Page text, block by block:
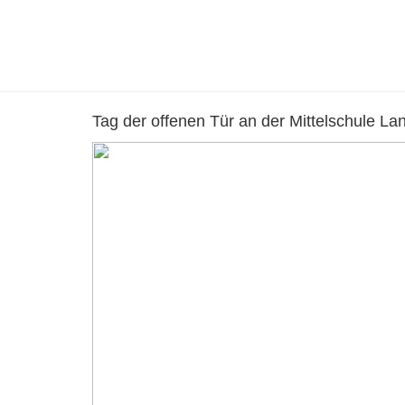
Tag der offenen Tür an der Mittelschule